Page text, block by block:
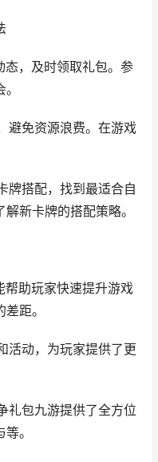
态，及时领取礼包。参
避免资源浪费。在游戏
牌搭配，找到最适合自
新卡牌的搭配策略。
帮助玩家快速提升游戏
距。
活动，为玩家提供了更
礼包九游提供了全方位
。